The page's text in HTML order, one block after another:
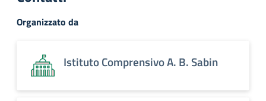
Organizzato da
Istituto Comprensivo A. B. Sabin